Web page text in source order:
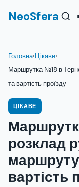
NeoSfera
Головна›Цікаве›
Маршрутка №18 в
та вартість проїзду
ЦІКАВЕ
розклад
вартість